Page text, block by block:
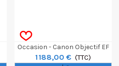
Occasion - Canon Objectif EF
11-24mm F/4L USM
1 188,00 € (TTC)